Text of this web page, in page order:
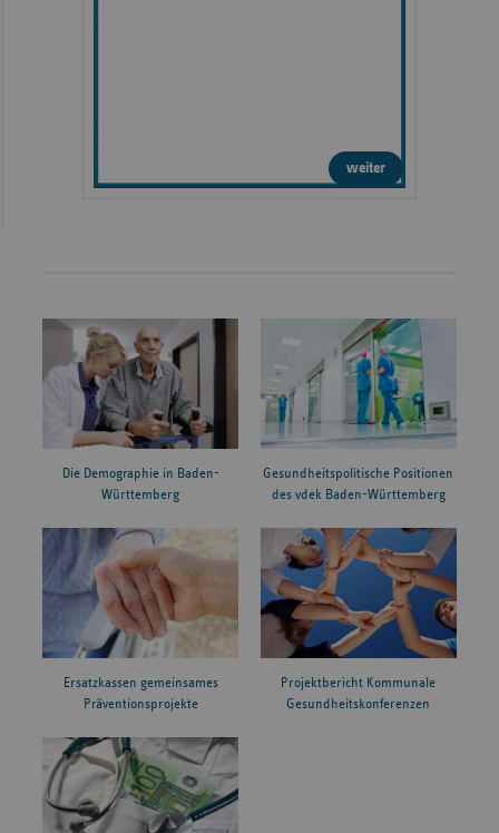
weiter
Die Demographie in Baden-
Württemberg
Gesundheitspolitische Positionen
des vdek Baden-Württemberg
Ersatzkassen gemeinsames
Präventionsprojekte
Projektbericht Kommunale
Gesundheitskonferenzen